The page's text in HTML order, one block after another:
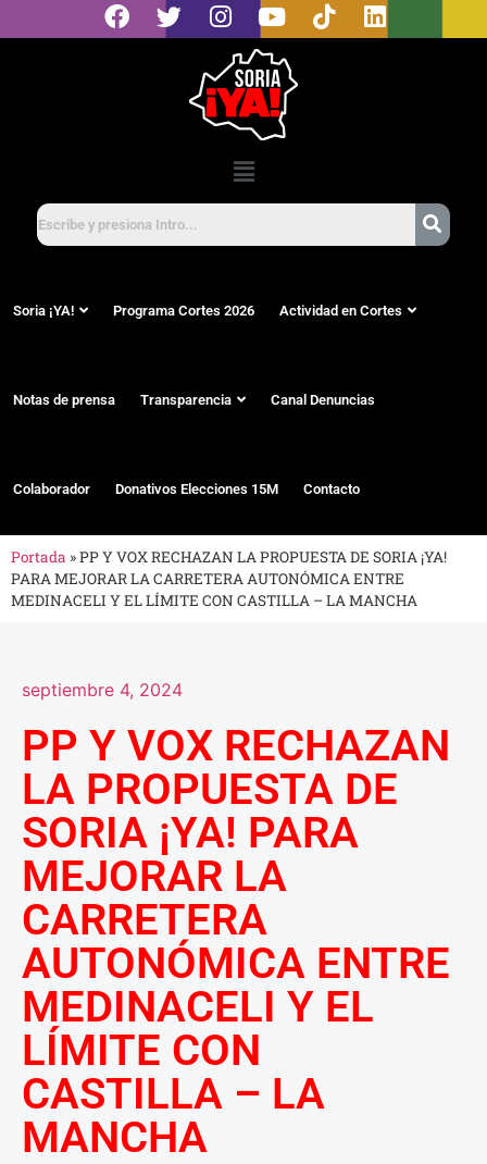
Soria ¡YA! Programa Cortes 2026 Actividad en Cortes
Notas de prensa Transparencia Canal Denuncias
Colaborador Donativos Elecciones 15M Contacto
Portada »PP Y VOX RECHAZAN LA PROPUESTA DE SORIA ¡YA!
PARA MEJORAR LA CARRETERA AUTONÓMICA ENTRE
MEDINACELI Y EL LÍMITE CON CASTILLA – LA MANCHA
septiembre 4, 2024
PP Y VOX RECHAZAN
LA PROPUESTA DE
SORIA ¡YA! PARA
MEJORAR LA
CARRETERA
AUTONÓMICA ENTRE
MEDINACELI Y EL
LÍMITE CON
CASTILLA – LA
MANCHA